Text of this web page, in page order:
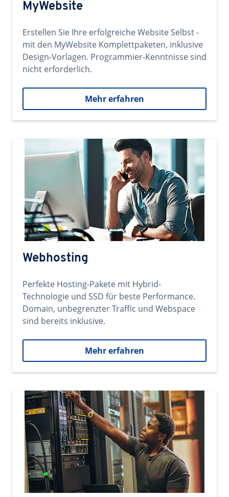
MyWebsite
Erstellen Sie Ihre erfolgreiche Website Selbst -
mit den MyWebsite Komplettpaketen, inklusive
Design-Vorlagen. Programmier-Kenntnisse sind
nicht erforderlich.
Mehr erfahren
Webhosting
Perfekte Hosting-Pakete mit Hybrid-
Technologie und SSD für beste Performance.
Domain, unbegrenzter Traffic und Webspace
sind bereits inklusive.
Mehr erfahren